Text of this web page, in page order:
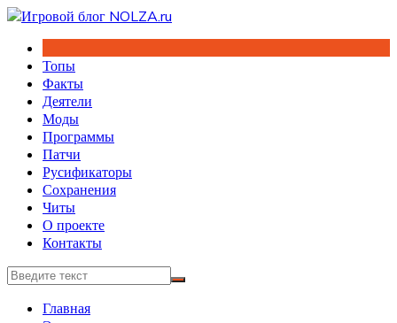
Перейти
содержимому
Топы
Факты
Деятели
Моды
Программы
Патчи
Русификаторы
Сохранения
Читы
О проекте
Контакты
Главная